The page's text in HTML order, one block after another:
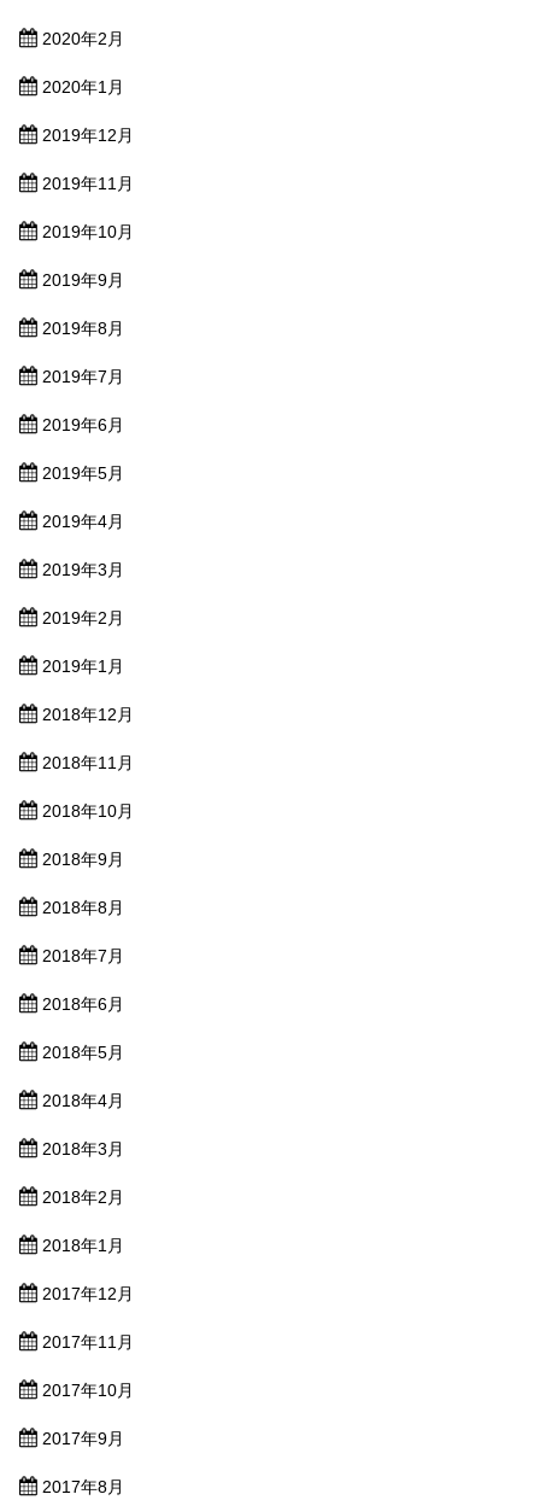
2020年2月
2020年1月
2019年12月
2019年11月
2019年10月
2019年9月
2019年8月
2019年7月
2019年6月
2019年5月
2019年4月
2019年3月
2019年2月
2019年1月
2018年12月
2018年11月
2018年10月
2018年9月
2018年8月
2018年7月
2018年6月
2018年5月
2018年4月
2018年3月
2018年2月
2018年1月
2017年12月
2017年11月
2017年10月
2017年9月
2017年8月